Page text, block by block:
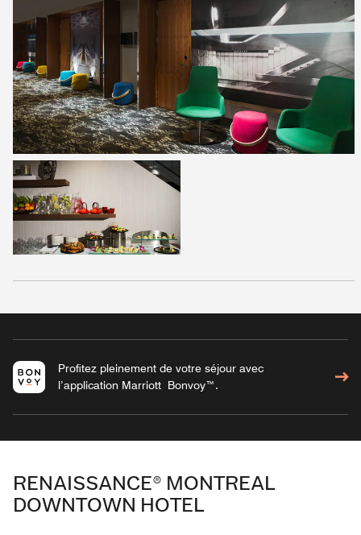
Profitez pleinement de votre séjour avec
l’application Marriott Bonvoy™.
RENAISSANCE® MONTREAL
DOWNTOWN HOTEL